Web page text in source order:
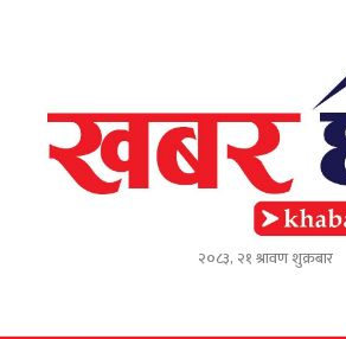
२०८३, २१ श्रावण शुक्रबार